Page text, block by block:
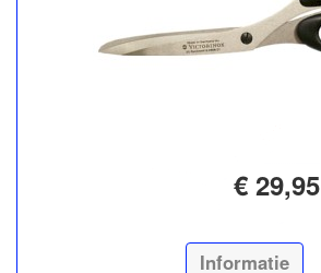
€ 29,95
Informatie